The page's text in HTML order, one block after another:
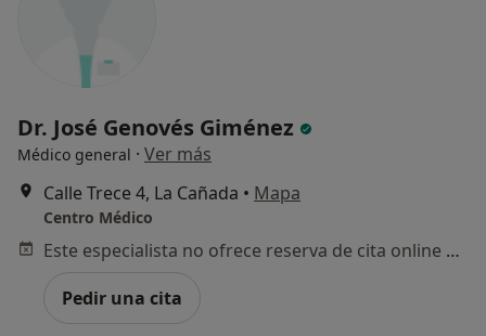
Dr. José Genovés Giménez
Médico general · Ver más
Calle Trece 4, La Cañada • Mapa
Centro Médico
Este especialista no ofrece reserva de cita online en esta dirección.
Pedir una cita